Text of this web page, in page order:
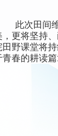
此次田间
，更将坚持
田野课堂将
青春的耕读篇